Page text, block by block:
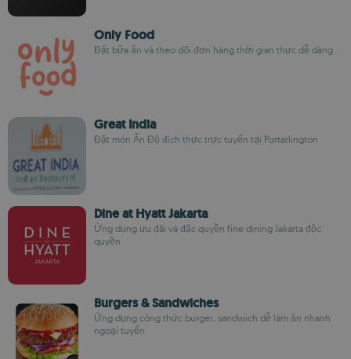
Only Food
Đặt bữa ăn và theo dõi đơn hàng thời gian thực dễ dàng
Great India
Đặt món Ấn Độ đích thực trực tuyến tại Portarlington
Dine at Hyatt Jakarta
Ứng dụng ưu đãi và đặc quyền fine dining Jakarta độc
quyền
Burgers & Sandwiches
Ứng dụng công thức burger, sandwich dễ làm ăn nhanh
ngoại tuyến